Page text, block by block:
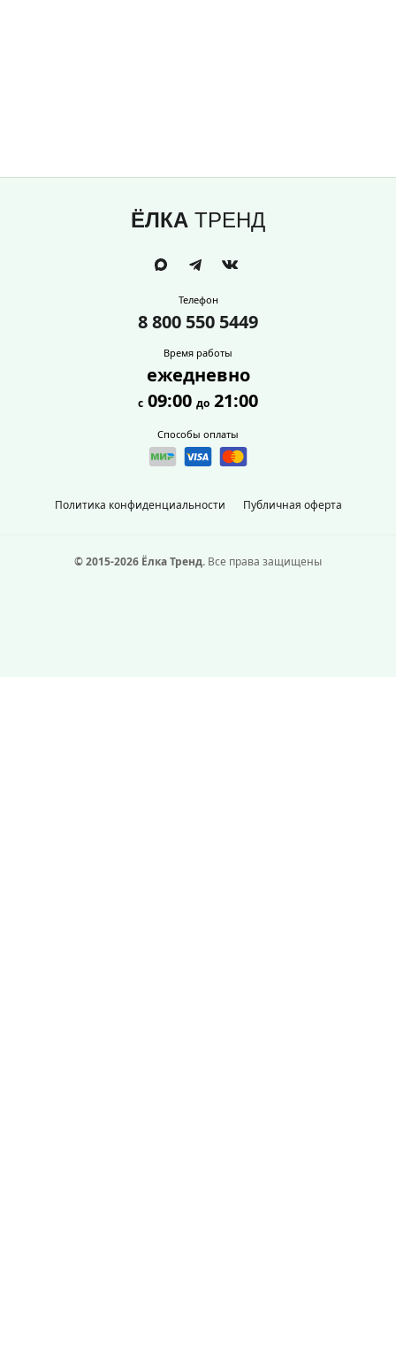
ЁЛКА ТРЕНД
Политика конфиденциальности Публичная оферта
Телефон
8 800 550 5449
Время работы
ежедневно
с 09:00 до 21:00
Способы оплаты
© 2015-2026 Ёлка Тренд. Все права защищены